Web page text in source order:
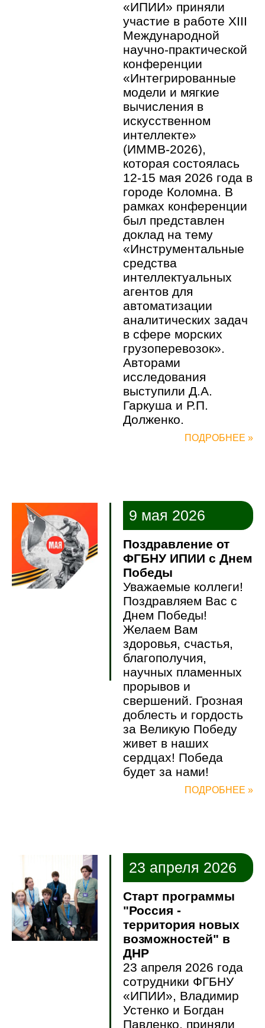
«ИПИИ» приняли
участие в работе XIII
Международной
научно-практической
конференции
«Интегрированные
модели и мягкие
вычисления в
искусственном
интеллекте»
(ИММВ-2026),
которая состоялась
12-15 мая 2026 года в
городе Коломна. В
рамках конференции
был представлен
доклад на тему
«Инструментальные
средства
интеллектуальных
агентов для
автоматизации
аналитических задач
в сфере морских
грузоперевозок».
Авторами
исследования
выступили Д.А.
Гаркуша и Р.П.
Долженко.
ПОДРОБНЕЕ »
9 мая 2026
Поздравление от
ФГБНУ ИПИИ с Днем
Победы
Уважаемые коллеги!
Поздравляем Вас с
Днем Победы!
Желаем Вам
здоровья, счастья,
благополучия,
научных пламенных
прорывов и
свершений. Грозная
доблесть и гордость
за Великую Победу
живет в наших
сердцах! Победа
будет за нами!
ПОДРОБНЕЕ »
23 апреля 2026
Старт программы
"Россия -
территория новых
возможностей" в
ДНР
23 апреля 2026 года
сотрудники ФГБНУ
«ИПИИ», Владимир
Устенко и Богдан
Павленко, приняли